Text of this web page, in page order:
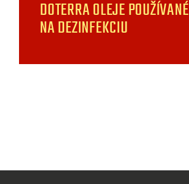
DOTERRA OLEJE POUŽÍVANÉ
NA DEZINFEKCIU